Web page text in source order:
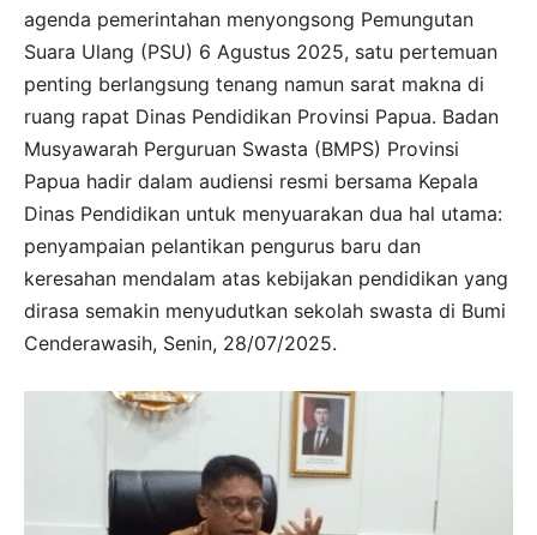
agenda pemerintahan menyongsong Pemungutan
Suara Ulang (PSU) 6 Agustus 2025, satu pertemuan
penting berlangsung tenang namun sarat makna di
ruang rapat Dinas Pendidikan Provinsi Papua. Badan
Musyawarah Perguruan Swasta (BMPS) Provinsi
Papua hadir dalam audiensi resmi bersama Kepala
Dinas Pendidikan untuk menyuarakan dua hal utama:
penyampaian pelantikan pengurus baru dan
keresahan mendalam atas kebijakan pendidikan yang
dirasa semakin menyudutkan sekolah swasta di Bumi
Cenderawasih, Senin, 28/07/2025.